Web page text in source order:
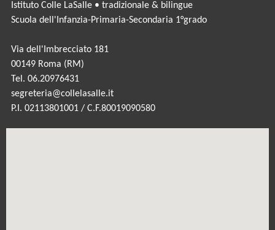
Istituto Colle LaSalle • tradizionale & bilingue
Scuola dell'Infanzia-Primaria-Secondaria 1°grado
Via dell'Imbrecciato 181
00149 Roma (RM)
Tel. 06.20976431
segreteria@collelasalle.it
P.I. 02113801001 / C.F.80019090580